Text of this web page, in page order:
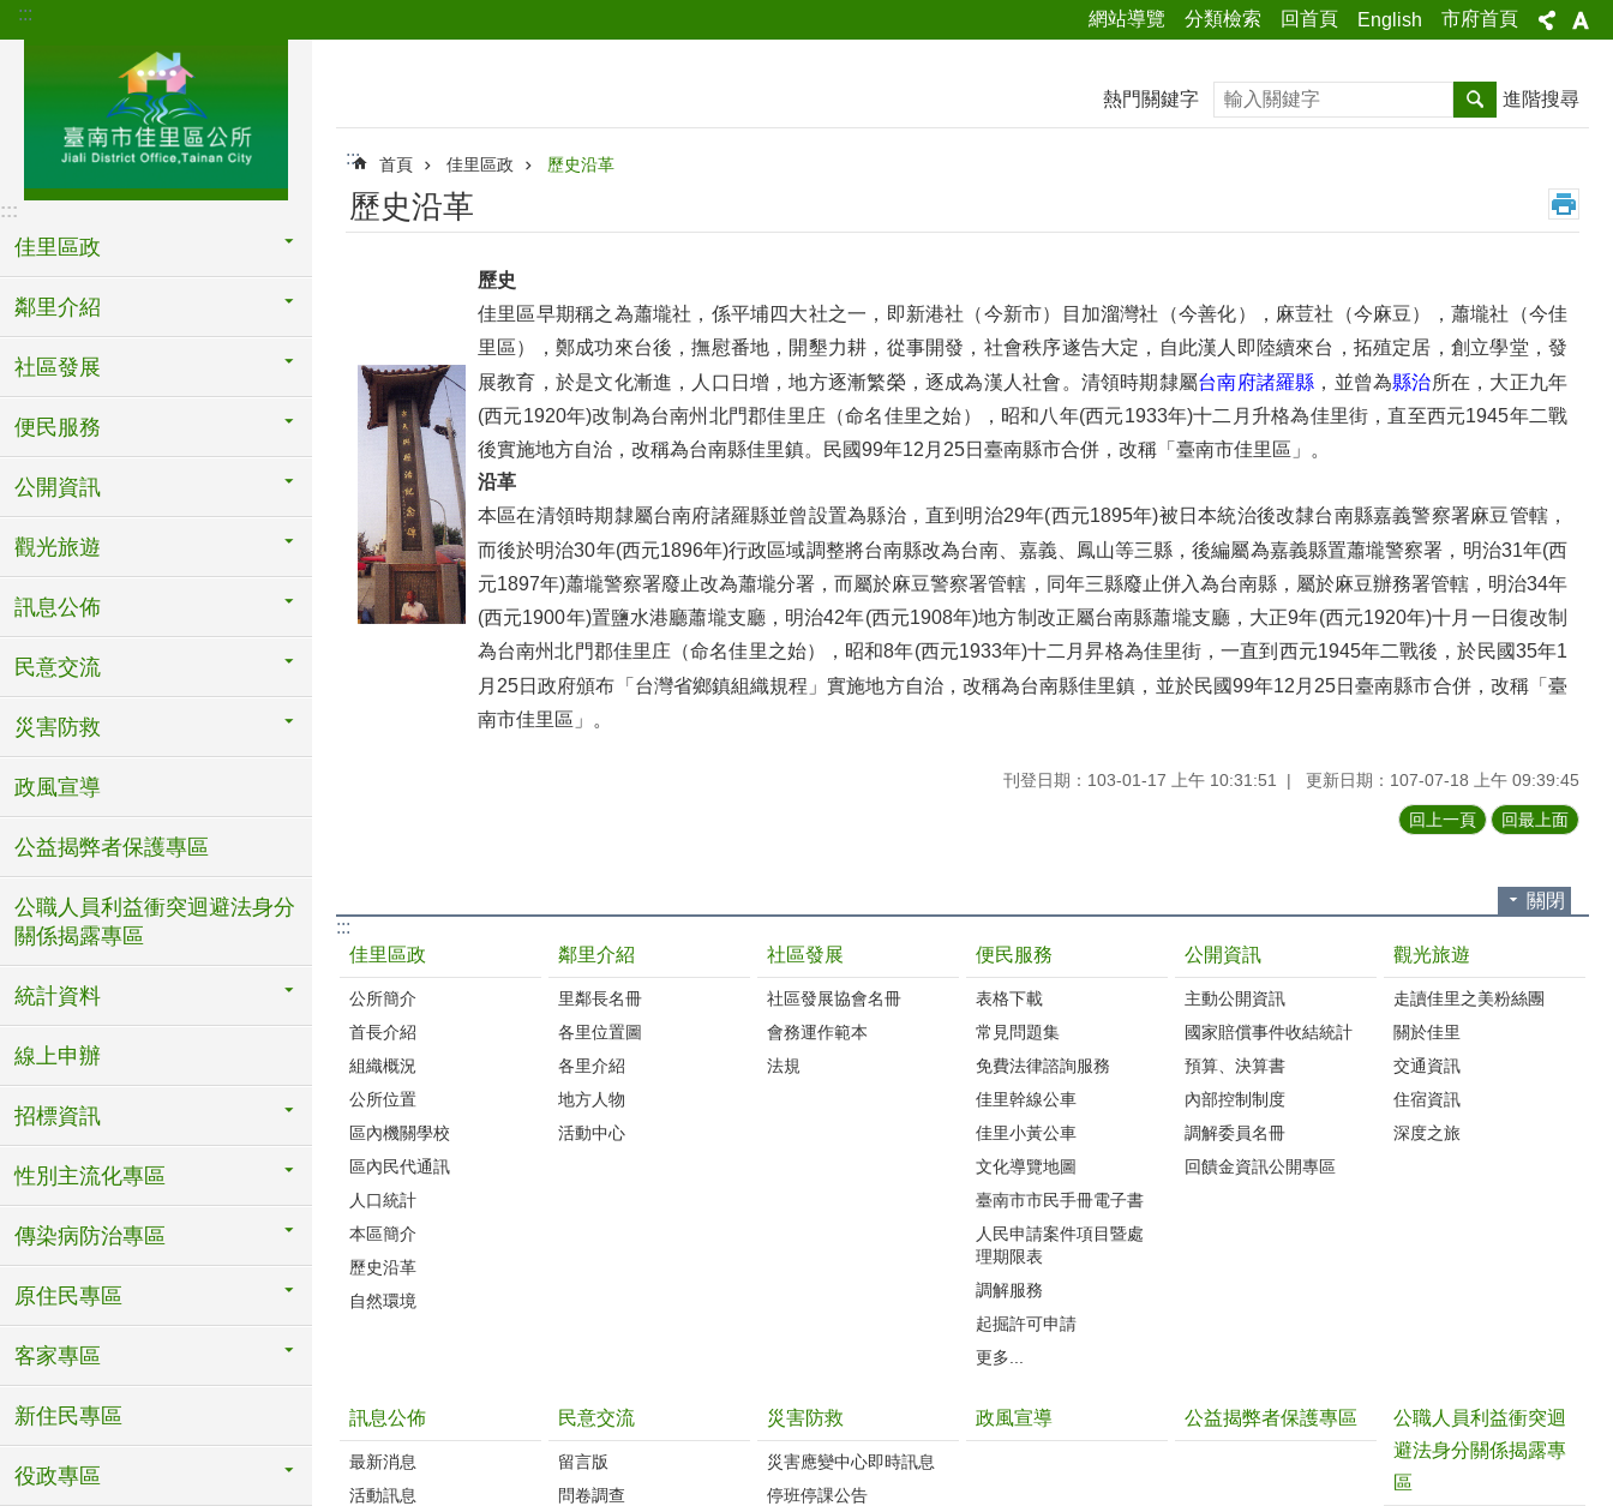
跳到主要內容區塊
::: 網站導覽 分類檢索 回首頁 English 市府首頁
:::
佳里區政
鄰里介紹
社區發展
便民服務
公開資訊
觀光旅遊
訊息公佈
民意交流
災害防救
政風宣導
公益揭弊者保護專區
公職人員利益衝突迴避法身分
關係揭露專區
統計資料
線上申辦
招標資訊
性別主流化專區
傳染病防治專區
原住民專區
客家專區
新住民專區
役政專區
熱門關鍵字 搜尋 進階搜尋
::: 首頁 佳里區政 歷史沿革
歷史沿革
歷史
佳里區早期稱之為蕭壠社，係平埔四大社之一，即新港社（今新市）目加溜灣社（今善化），麻荳社（今麻豆），蕭壠社（今佳
里區），鄭成功來台後，撫慰番地，開墾力耕，從事開發，社會秩序遂告大定，自此漢人即陸續來台，拓殖定居，創立學堂，發
展教育，於是文化漸進，人口日增，地方逐漸繁榮，逐成為漢人社會。清領時期隸屬台南府諸羅縣 ，並曾為縣治所在，大正九年
(西元1920年)改制為台南州北門郡佳里庄（命名佳里之始），昭和八年(西元1933年)十二月升格為佳里街，直至西元1945年二戰
後實施地方自治，改稱為台南縣佳里鎮。民國99年12月25日臺南縣市合併，改稱「臺南市佳里區」。
沿革
本區在清領時期隸屬台南府諸羅縣並曾設置為縣治，直到明治29年(西元1895年)被日本統治後改隸台南縣嘉義警察署麻豆管轄，
而後於明治30年(西元1896年)行政區域調整將台南縣改為台南、嘉義、鳳山等三縣，後編屬為嘉義縣置蕭壠警察署，明治31年(西
元1897年)蕭壠警察署廢止改為蕭壠分署，而屬於麻豆警察署管轄，同年三縣廢止併入為台南縣，屬於麻豆辦務署管轄，明治34年
(西元1900年)置鹽水港廳蕭壠支廳，明治42年(西元1908年)地方制改正屬台南縣蕭壠支廳，大正9年(西元1920年)十月一日復改制
為台南州北門郡佳里庄（命名佳里之始），昭和8年(西元1933年)十二月昇格為佳里街，一直到西元1945年二戰後，於民國35年1
月25日政府頒布「台灣省鄉鎮組織規程」實施地方自治，改稱為台南縣佳里鎮，並於民國99年12月25日臺南縣市合併，改稱「臺
南市佳里區」。
刊登日期：103-01-17 上午 10:31:51 更新日期：107-07-18 上午 09:39:45
回上一頁 回最上面
關閉
:::
佳里區政
公所簡介
首長介紹
組織概況
公所位置
區內機關學校
區內民代通訊
人口統計
本區簡介
歷史沿革
自然環境
鄰里介紹
里鄰長名冊
各里位置圖
各里介紹
地方人物
活動中心
社區發展
社區發展協會名冊
會務運作範本
法規
便民服務
表格下載
常見問題集
免費法律諮詢服務
佳里幹線公車
佳里小黃公車
文化導覽地圖
臺南市市民手冊電子書
人民申請案件項目暨處
理期限表
調解服務
起掘許可申請
更多...
公開資訊
主動公開資訊
國家賠償事件收結統計
預算、決算書
內部控制制度
調解委員名冊
回饋金資訊公開專區
觀光旅遊
走讀佳里之美粉絲團
關於佳里
交通資訊
住宿資訊
深度之旅
訊息公佈
最新消息
活動訊息
民意交流
留言版
問卷調查
災害防救
災害應變中心即時訊息
停班停課公告
政風宣導 公益揭弊者保護專區
公職人員利益衝突迴
避法身分關係揭露專
區